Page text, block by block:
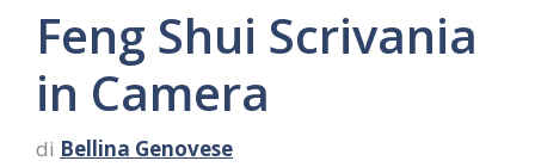
Feng Shui Scrivania
in Camera
di Bellina Genovese